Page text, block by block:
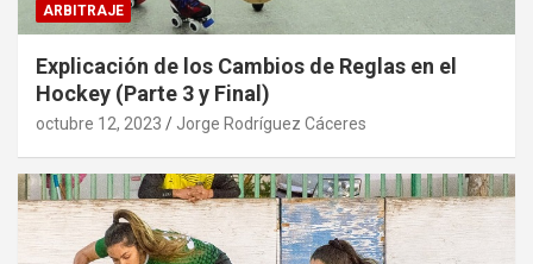
ARBITRAJE
Explicación de los Cambios de Reglas en el
Hockey (Parte 3 y Final)
octubre 12, 2023 Jorge Rodríguez Cáceres